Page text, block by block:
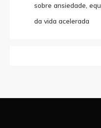
sobre ansiedade,
da vida acelerada